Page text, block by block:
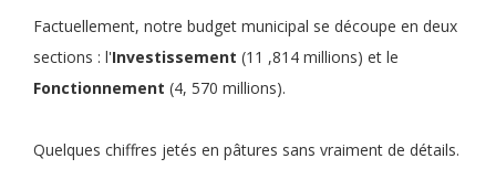
Factuellement, notre budget municipal se découpe en deux
sections : l'Investissement (11 ,814 millions) et le
Fonctionnement (4, 570 millions).
Quelques chiffres jetés en pâtures sans vraiment de détails.